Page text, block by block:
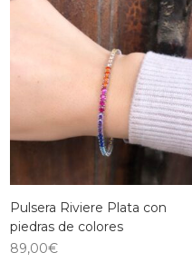
Pulsera Riviere Plata con
piedras de colores
89,00€